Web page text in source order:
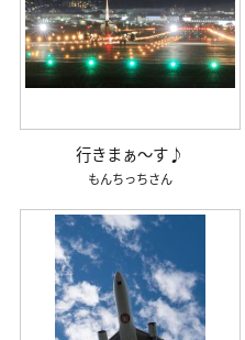
行きまぁ～す♪
もんちっち